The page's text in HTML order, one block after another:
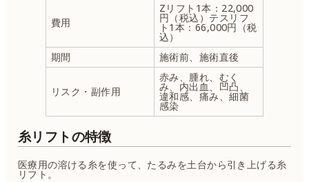
費用
Zリフト1本：22,000
円（税込）テスリフ
ト1本：66,000円（税
込）
期間
施術前、施術直後
リスク・副作用
赤み、腫れ、むく
み、内出血、凹凸、
違和感、痛み、細菌
感染
糸リフトの特徴
医療用の溶ける糸を使って、たるみを土台から引き上げる糸
リフト。